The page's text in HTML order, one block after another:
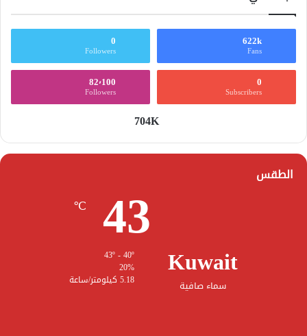
622k
Fans
0
Followers
0
Subscribers
82٬100
Followers
704K
الطقس
Kuwait
سماء صافية
43
℃
20%
5.18 كيلومتر/ساعة